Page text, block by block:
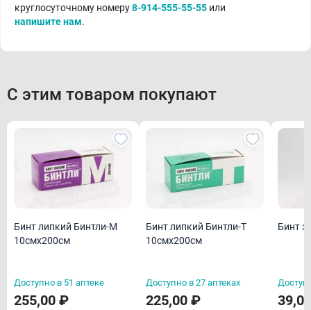
круглосуточному номеру8-914-555-55-55 или
напишите нам.
С этим товаром покупают
Бинт липкий Бинтли-М
10смх200см
Доступно в 51 аптеке
255,00 ₽
Бинт липкий Бинтли-Т
10смх200см
Доступно в 27 аптеках
225,00 ₽
Бинт